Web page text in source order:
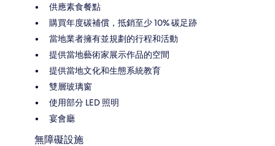
供應素食餐點
購買年度碳補償，抵銷至少 10% 碳足跡
當地業者擁有並規劃的行程和活動
提供當地藝術家展示作品的空間
提供當地文化和生態系統教育
雙層玻璃窗
使用部分 LED 照明
宴會廳
無障礙設施